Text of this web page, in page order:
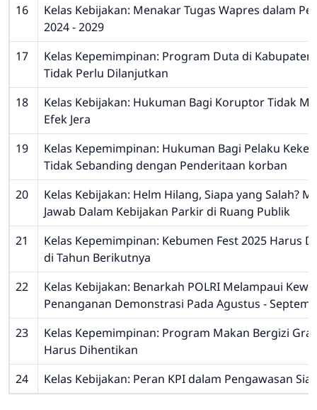
16
Kelas Kebijakan: Menakar Tugas Wapres dalam
2024 - 2029
17
Kelas Kepemimpinan: Program Duta di
Tidak Perlu Dilanjutkan
18
Kelas Kebijakan: Hukuman Bagi Koruptor Tidak
Efek Jera
19
Kelas Kepemimpinan: Hukuman Bagi Pelaku
Tidak Sebanding dengan Penderitaan korban
20
Kelas Kebijakan: Helm Hilang, Siapa yang Salah?
Jawab Dalam Kebijakan Parkir di Ruang Publik
21
Kelas Kepemimpinan: Kebumen Fest 2025 Harus
di Tahun Berikutnya
22
Kelas Kebijakan: Benarkah POLRI Melampaui
Penanganan Demonstrasi Pada Agustus -
23
Kelas Kepemimpinan: Program Makan Bergizi
Harus Dihentikan
24
Kelas Kebijakan: Peran KPI dalam Pengawasan